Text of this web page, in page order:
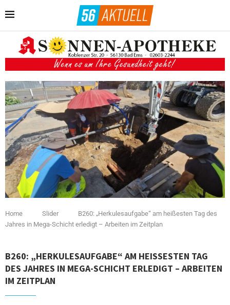
Home Slider
B260: „Herkulesaufgabe“ am heißesten Tag des
Jahres in Mega-Schicht erledigt – Arbeiten im Zeitplan
B260: „HERKULESAUFGABE“ AM HEISSESTEN TAG D
ES JAHRES IN MEGA-SCHICHT ERLEDIGT – ARBEITEN I
M ZEITPLAN